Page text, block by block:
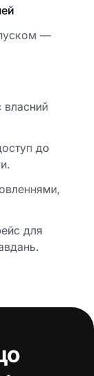
—
власний
до
для